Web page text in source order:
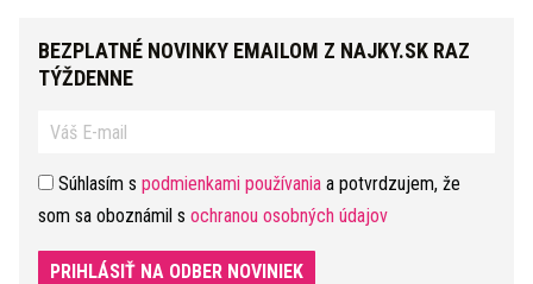
BEZPLATNÉ NOVINKY EMAILOM Z NAJKY.SK RAZ
TÝŽDENNE
Súhlasím s podmienkami používania a potvrdzujem, že
som sa oboznámil s ochranou osobných údajov
PRIHLÁSIŤ NA ODBER NOVINIEK